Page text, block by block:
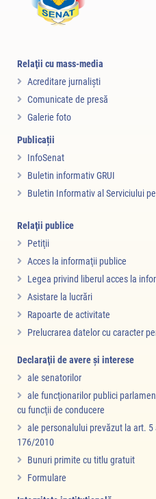
Relaţii cu mass-media
Acreditare jurnalişti
Comunicate de presă
Galerie foto
Publicații
InfoSenat
Buletin informativ GRUI
Buletin Informativ al Serviciului
Relaţii publice
Petiţii
Acces la informaţii publice
Legea privind liberul acces la
Asistare la lucrări
Rapoarte de activitate
Prelucrarea datelor cu caracter
Declaraţii de avere şi interese
ale senatorilor
ale funcţionarilor publici
cu funcţii de conducere
ale personalului prevăzut la art.
176/2010
Bunuri primite cu titlu gratuit
Formulare